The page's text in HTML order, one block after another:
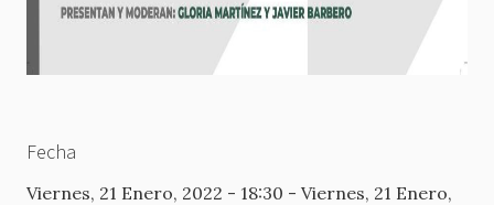
Fecha
Viernes, 21 Enero, 2022 - 18:30 - Viernes, 21 Enero,